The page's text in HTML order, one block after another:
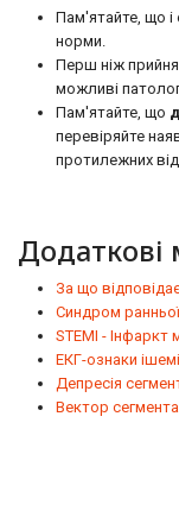
Пам'ятайте, що і
норми.
Перш ніж
можливі
Пам'ятайте, що
перевіряйте
протилежних
Додаткові
За що
Синдром
STEMI - Інфаркт
ЕКГ-ознаки
Депресія
Вектор